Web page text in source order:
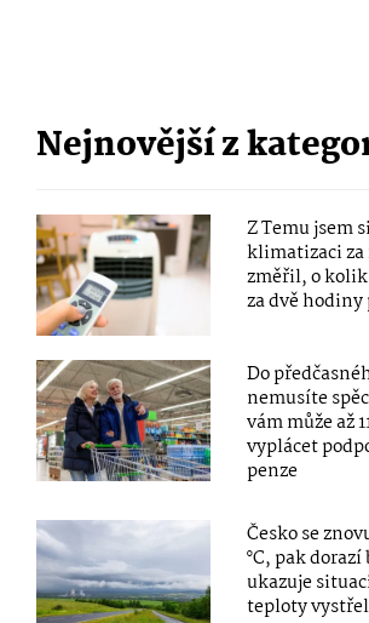
Nejnovější z
Z Temu jsem
klimatizaci za
změřil, o
za dvě
Do
nemusíte
vám může až
vyplácet
penze
Česko se
°C, pak
ukazuje
teploty